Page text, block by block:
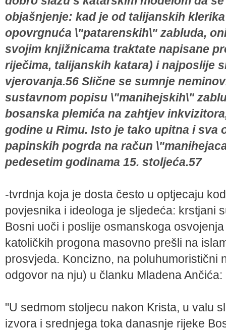
objašnjenje: kad je od talijanskih
opovrgnuća \"patarenskih\" zabluda,
svojim knjižnicama traktate napisane
riječima, talijanskih katara) i najposlije
vjerovanja.56 Slične se sumnje
sustavnom popisu \"manihejskih\"
bosanska plemića na zahtjev
godine u Rimu. Isto je tako upitna i sva
papinskih pogrda na račun
pedesetim godinama 15. stoljeća.57
-tvrdnja koja je dosta često u optjecaju
povjesnika i ideologa je sljedeća: krstjani
Bosni uoči i poslije osmanskoga
katoličkih progona masovno prešli na
prosvjeda. Koncizno, na poluhumoristični
odgovor na nju) u članku Mladena Ančića:
"U sedmom stoljecu nakon Krista, u valu
izvora i srednjega toka danasnje rijeke